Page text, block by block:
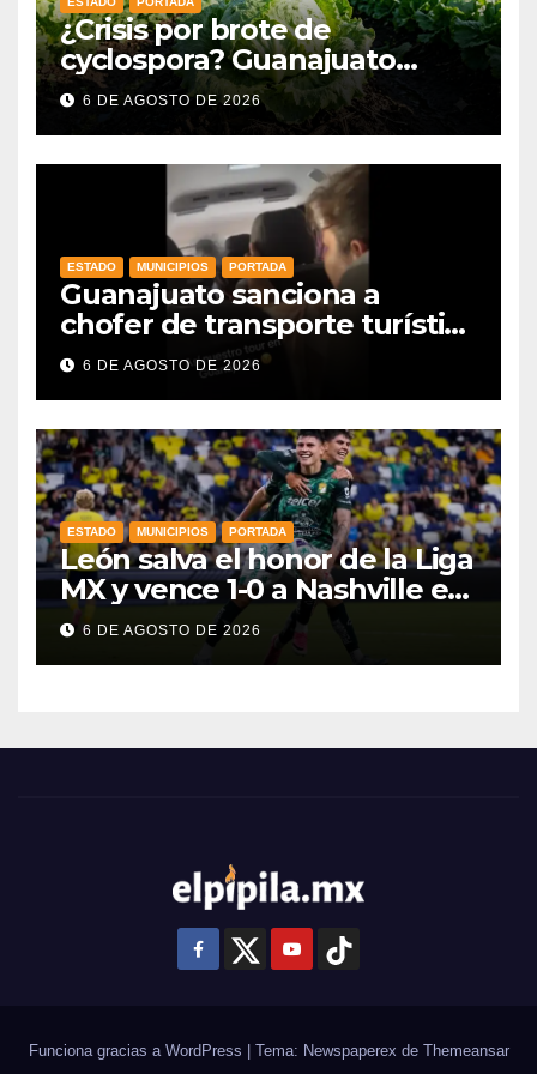
¿Crisis por brote de
cyclospora? Guanajuato
mantiene intactas sus
exportaciones
6 DE AGOSTO DE 2026
ESTADO MUNICIPIOS PORTADA
Guanajuato sanciona a
chofer de transporte turístico
e intensifica operativos de
vigilancia
6 DE AGOSTO DE 2026
ESTADO MUNICIPIOS PORTADA
León salva el honor de la Liga
MX y vence 1-0 a Nashville en
la Leagues Cup 2026
6 DE AGOSTO DE 2026
Funciona gracias a WordPress Tema: Newspaperex de Themeansar